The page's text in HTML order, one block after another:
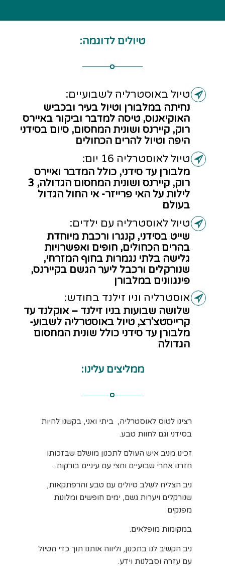
טיולים לדוגמה:
טיול באוסטרליה לשבועיים:
נחיתה במלבורן וטיול בעיר ובכביש
האוקיאנוס, טיסה למדבר וביקור באיירס
רוק, קיירנס ושונית המחסום, סיום בסידני
היפה וטיול להרים הכחולים
טיול לאוסטרליה 16 יום:
מלבורן עד סידני, כולל המדבר ואיירס
רוק, קיירנס ושונית המחסום הגדולה, 3
לילות על האי פרייזר- אי החול הגדול
בעולם
טיול לאוסטרליה עם ילדים:
שייט בסידני, קנגרו ורכבת מיוחדת
בהרים הכחולים, חופים ואפשרויות
גלישה בלתי נגמרות בחוף המזרחי,
שנורקלים ורכבל ליער הגשם בקיירנס,
פינגוונים במלבורן
אוסטרליה וניו זילנד בחודש:
שלושה שבועות בניו זילנד – אוקלנד עד
קרייסטצ'רצ, טיול באוסטרליה לשבוע-
מלבורן עד סידני כולל שונית המחסום
הגדולה
ממליצים עלינו:
רצינו לטוס לאוסטרליה, ביתי ואני, בקשנו להיות
בסידני וגם לחוות טבע.
זכינו מניב איש העולם לתכנון מושלם שבזכותו
חזרנו אחרי שבועיים וחצי עם עיניים בורקות.
ניב הצליח לשלב טיולים עם טבע והרפתקאות,
שנורקלים ויערות גשם, ימים חופשים ומלונות
מפנקים
במקומות מופלאים.
ניב הקשיב לנו בתכנון, וליווה אותנו תוך כדי הטיול
עם עזרה וסבלנות וידע.